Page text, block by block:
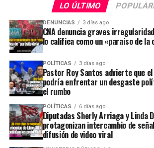
LO ÚLTIMO
DENUNCIAS 3 días ago
CNA denuncia graves
lo califica como un «paraíso de la
POLÍTICAS 3 días ago
Pastor Roy Santos advierte que
podría enfrentar un desgaste
el rumbo
POLÍTICAS 6 días ago
Diputadas Sherly Arriaga y Linda
protagonizan intercambio de
difusión de video viral